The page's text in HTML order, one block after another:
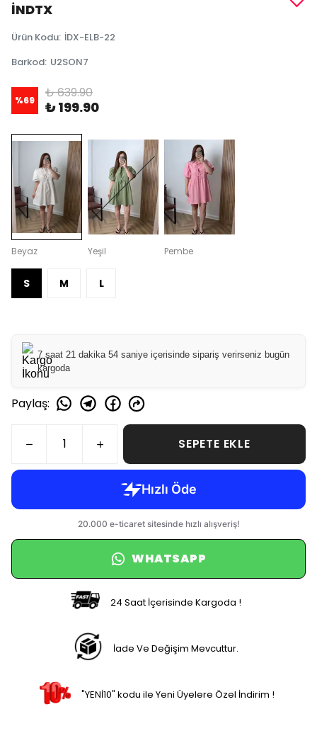
İNDTX
Ürün Kodu: İDX-ELB-22
Barkod: U2SON7
%69 ₺ 639.90
₺ 199.90
Beyaz Yeşil Pembe
S M L
7 saat 21 dakika 54 saniye içerisinde sipariş verirseniz bugün
kargoda
Paylaş:
SEPETE EKLE
WHATSAPP
24 Saat İçerisinde Kargoda !
İade Ve Değişim Mevcuttur.
"YENİ10" kodu ile Yeni Üyelere Özel İndirim !